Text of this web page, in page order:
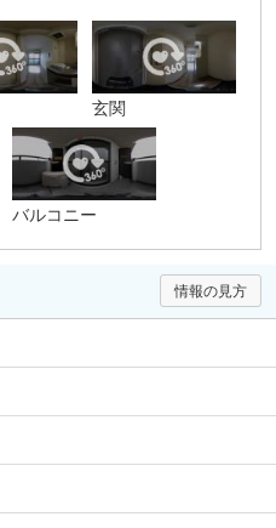
玄関
バルコニー
情報の見方